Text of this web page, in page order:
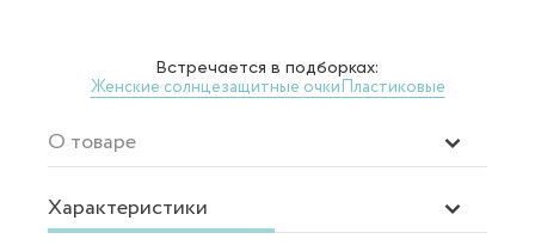
Встречается в подборках:
Женские солнцезащитные очкиПластиковые
О товаре
Характеристики